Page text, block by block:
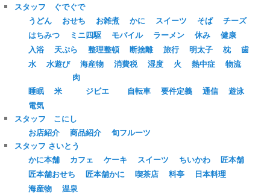
スタッフ ぐでぐで
うどん
おせち お雑煮 かに スイーツ そば
チーズ
はちみつ
ミニ四駆 モバイル ラーメン 休み
健康
入浴
天ぷら 整理整頓 断捨離 旅行 明太子 枕
歯
水
水遊び 海産物 消費税 湿度 火 熱中症 物流
睡眠 米
肉
ジビエ
自転車 要件定義 通信
遊泳
電気
スタッフ こにし
お店紹介
商品紹介
旬フルーツ
スタッフ さいとう
かに本舗
カフェ ケーキ スイーツ ちいかわ
匠本舗
匠本舗おせち
匠本舗かに 喫茶店 料亭
日本料理
海産物
温泉